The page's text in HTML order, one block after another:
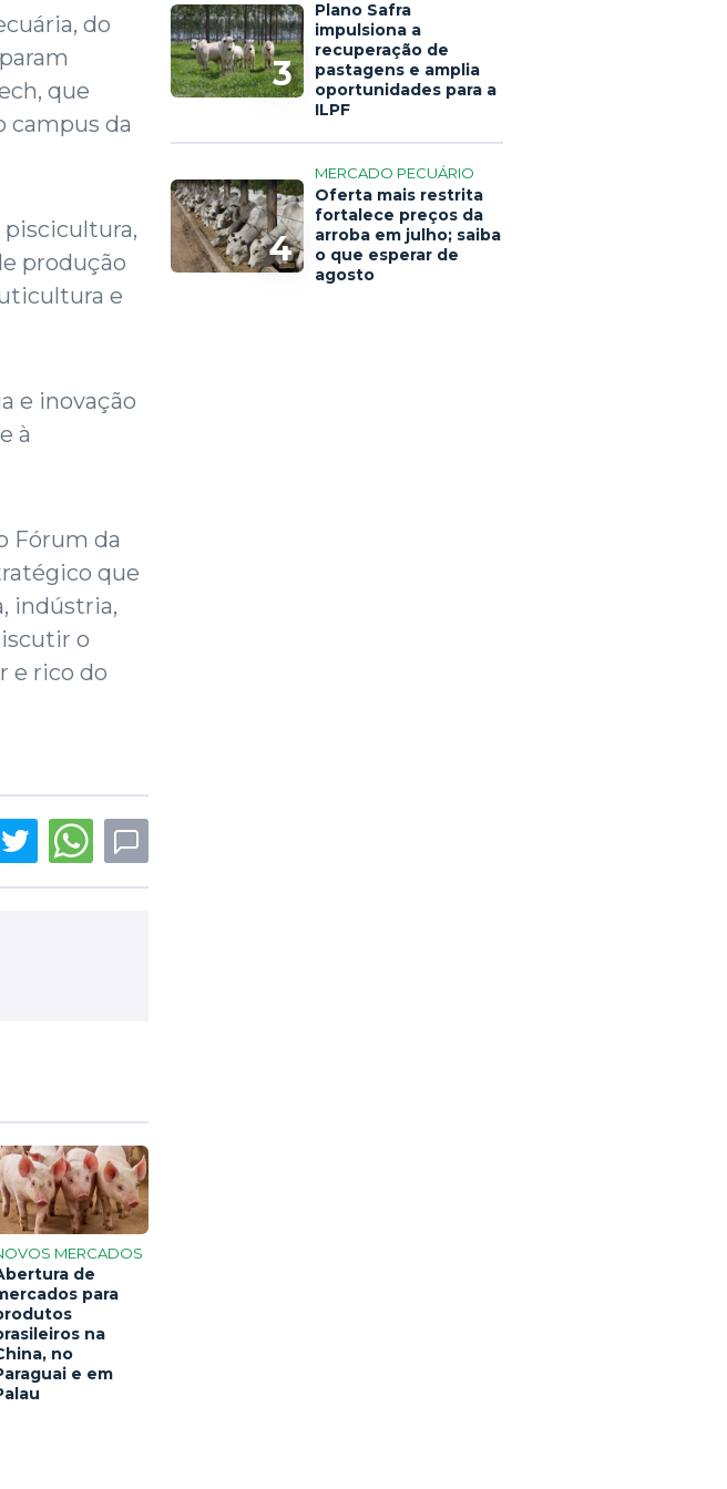
do
que
campus da
piscicultura,
produção
e
e inovação
à
Fórum da
que
indústria,
o
e rico do
3
Plano Safra
impulsiona a
recuperação de
pastagens e amplia
oportunidades para a
ILPF
4
MERCADO PECUÁRIO
Oferta mais restrita
fortalece preços da
arroba em julho; saiba
o que esperar de
agosto
MERCADOS
de
para
na
no
e em